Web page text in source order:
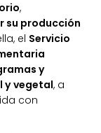
,
su producción
el Servicio
y
y vegetal, a
con